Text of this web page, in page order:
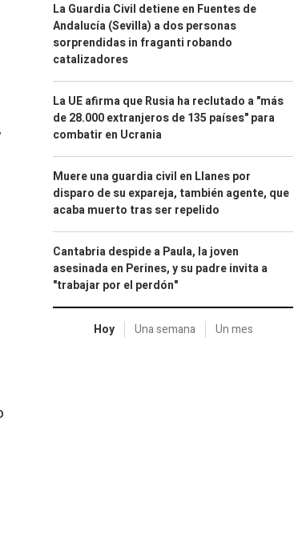
La Guardia Civil detiene en Fuentes de
Andalucía (Sevilla) a dos personas
sorprendidas in fraganti robando
catalizadores
La UE afirma que Rusia ha reclutado a "más
de 28.000 extranjeros de 135 países" para
combatir en Ucrania
Muere una guardia civil en Llanes por
disparo de su expareja, también agente, que
acaba muerto tras ser repelido
Cantabria despide a Paula, la joven
asesinada en Perines, y su padre invita a
"trabajar por el perdón"
Hoy Una semana Un mes